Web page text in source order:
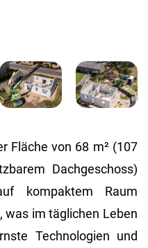
Fläche von 68 m² (107
Dachgeschoss)
kompaktem Raum
was im täglichen Leben
Technologien und